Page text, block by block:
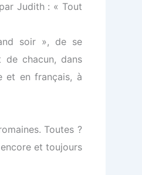
Judith : « Tout
soir », de se
de chacun, dans
et en français, à
Toutes ?
et toujours